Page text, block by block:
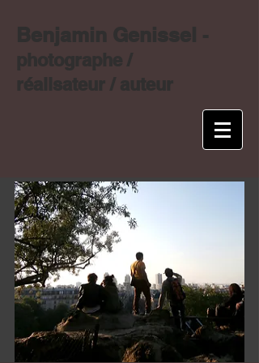
Benjamin Genissel -
photographe /
réalisateur / auteur